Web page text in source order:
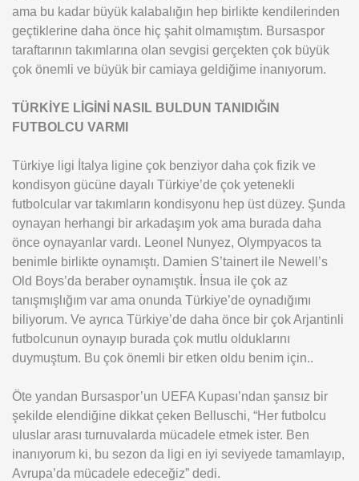
ama bu kadar büyük kalabalığın hep birlikte kendilerinden
geçtiklerine daha önce hiç şahit olmamıştım. Bursaspor
taraftarının takımlarına olan sevgisi gerçekten çok büyük
çok önemli ve büyük bir camiaya geldiğime inanıyorum.
TÜRKİYE LİGİNİ NASIL BULDUN TANIDIĞIN
FUTBOLCU VARMI
Türkiye ligi İtalya ligine çok benziyor daha çok fizik ve
kondisyon gücüne dayalı Türkiye’de çok yetenekli
futbolcular var takımların kondisyonu hep üst düzey. Şunda
oynayan herhangi bir arkadaşım yok ama burada daha
önce oynayanlar vardı. Leonel Nunyez, Olympyacos ta
benimle birlikte oynamıştı. Damien S’tainert ile Newell’s
Old Boys’da beraber oynamıştık. İnsua ile çok az
tanışmışlığım var ama onunda Türkiye’de oynadığımı
biliyorum. Ve ayrıca Türkiye’de daha önce bir çok Arjantinli
futbolcunun oynayıp burada çok mutlu olduklarını
duymuştum. Bu çok önemli bir etken oldu benim için..
Öte yandan Bursaspor’un UEFA Kupası’ndan şansız bir
şekilde elendiğine dikkat çeken Belluschi, “Her futbolcu
uluslar arası turnuvalarda mücadele etmek ister. Ben
inanıyorum ki, bu sezon da ligi en iyi seviyede tamamlayıp,
Avrupa’da mücadele edeceğiz” dedi.